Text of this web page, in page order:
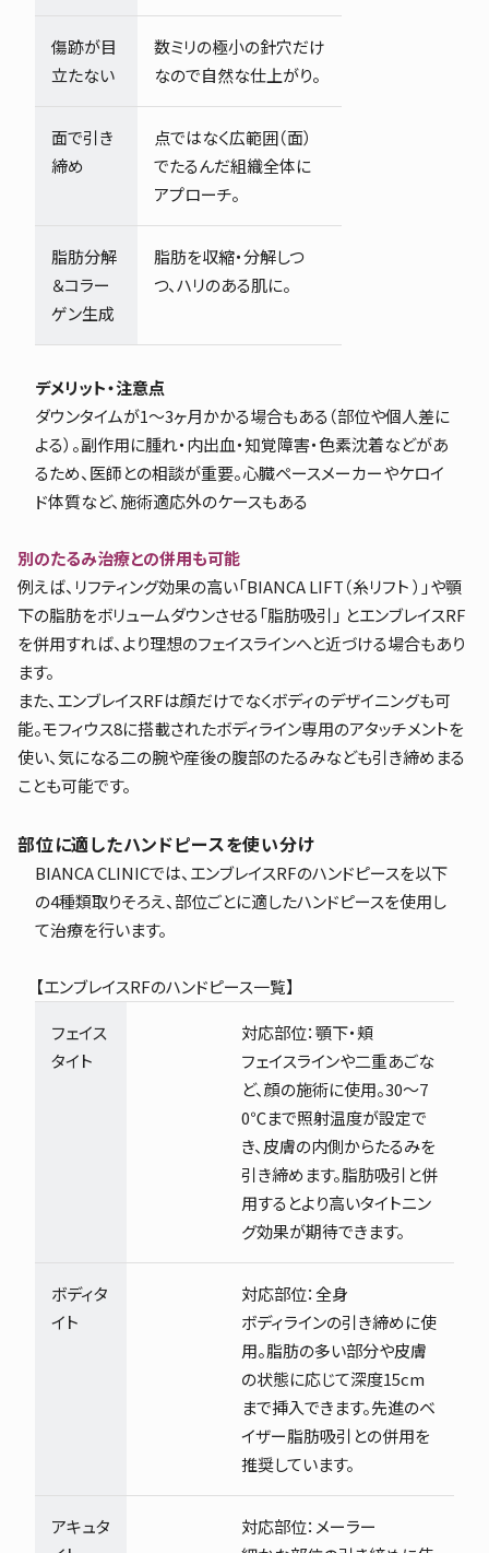
傷跡が目
立たない
数ミリの極小の針穴だけ
なので自然な仕上がり。
面で引き
締め
点ではなく広範囲（面）
でたるんだ組織全体に
アプローチ。
脂肪分解
＆コラー
ゲン生成
脂肪を収縮・分解しつ
つ、ハリのある肌に。
デメリット・注意点
ダウンタイムが1〜3ヶ月かかる場合もある（部位や個人差に
よる）。副作用に腫れ・内出血・知覚障害・色素沈着などがあ
るため、医師との相談が重要。心臓ペースメーカーやケロイ
ド体質など、施術適応外のケースもある
別のたるみ治療との併用も可能
例えば、リフティング効果の高い「BIANCA LIFT（糸リフト ）」や顎
下の脂肪をボリュームダウンさせる「脂肪吸引」 とエンブレイスRF
を併用すれば、より理想のフェイスラインへと近づける場合もあり
ます。
また、エンブレイスRFは顔だけでなくボディのデザイニングも可
能。モフィウス8に搭載されたボディライン専用のアタッチメントを
使い、気になる二の腕や産後の腹部のたるみなども引き締めまる
ことも可能です。
部位に適したハンドピースを使い分け
BIANCA CLINICでは、エンブレイスRFのハンドピースを以下
の4種類取りそろえ、部位ごとに適したハンドピースを使用し
て治療を行います。
【エンブレイスRFのハンドピース一覧】
フェイス
タイト
対応部位：顎下・頬
フェイスラインや二重あごな
ど、顔の施術に使用。30～7
0℃まで照射温度が設定で
き、皮膚の内側からたるみを
引き締めます。脂肪吸引と併
用するとより高いタイトニン
グ効果が期待できます。
ボディタ
イト
対応部位：全身
ボディラインの引き締めに使
用。脂肪の多い部分や皮膚
の状態に応じて深度15cm
まで挿入できます。先進のベ
イザー脂肪吸引との併用を
推奨しています。
アキュタ
対応部位：メーラー